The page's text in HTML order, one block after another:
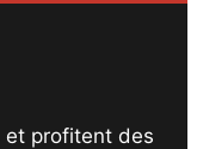
et profitent des